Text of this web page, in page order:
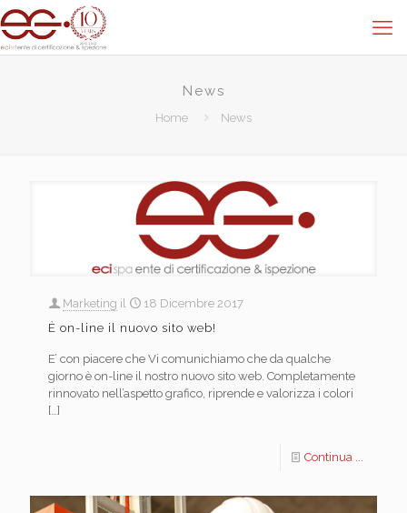
News
Home News
Marketing il
18 Dicembre 2017
È on-line il nuovo sito web!
E’ con piacere che Vi comunichiamo che da qualche
giorno è on-line il nostro nuovo sito web. Completamente
rinnovato nell’aspetto grafico, riprende e valorizza i colori
[…]
Continua ...